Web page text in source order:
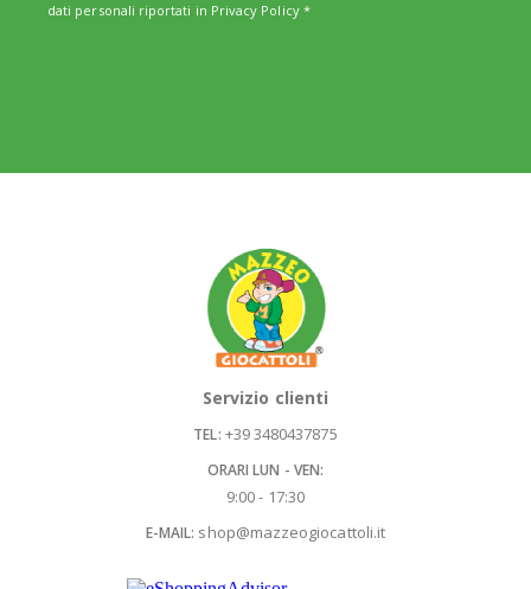
dati personali riportati in Privacy Policy*
Servizio clienti
TEL: +39 3480437875
ORARI LUN - VEN:
9:00 - 17:30
E-MAIL: shop@mazzeogiocattoli.it